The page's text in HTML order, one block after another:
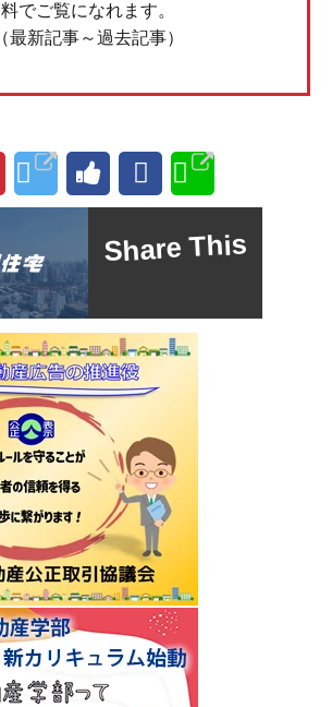
料でご覧になれます。
（最新記事～過去記事）
Share This